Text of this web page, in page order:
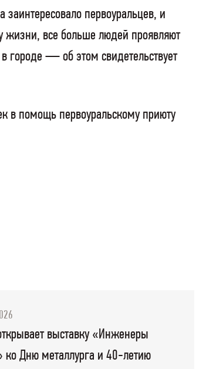
первоуральцев, и
жизни, все больше людей проявляют
городе — об этом свидетельствует
в помощь первоуральскому приюту
выставку «Инженеры
ко Дню металлурга и 40-летию